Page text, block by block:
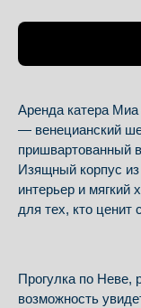
Аренда катера
— венецианский
пришвартованный
Изящный корпус
интерьер и
для тех, кто ценит
Прогулка по Неве,
возможность